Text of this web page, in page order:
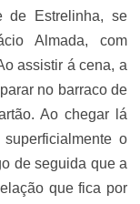
de Estrelinha, se
Almada, com
assistir á cena, a
no barraco de
Ao chegar lá
o
de seguida que a
que fica por